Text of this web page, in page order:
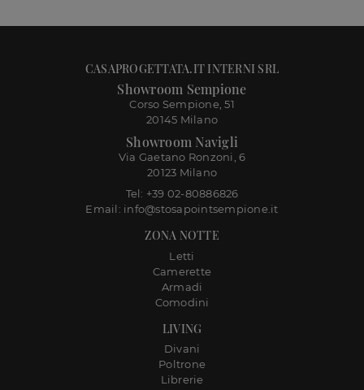
LIVING
Divani
Poltrone
Librerie
ZONA NOTTE
Letti
Camerette
Armadi
Comodini
CASAPROGETTATA.IT INTERNI SRL
Showroom Sempione
Corso Sempione, 51
20145 Milano
Showroom Navigli
Via Gaetano Ronzoni, 6
20123 Milano
Tel: +39 02-80886826
Email: info@stosapointsempione.it